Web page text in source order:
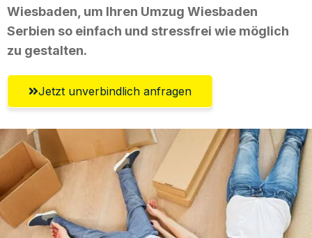
Wiesbaden, um Ihren Umzug Wiesbaden
Serbien so einfach und stressfrei wie möglich
zu gestalten.
Jetzt unverbindlich anfragen